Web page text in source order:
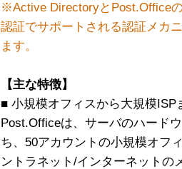
※Active DirectoryとPost.Office
認証でサポートされる認証メカ
ます。
【主な特徴】
■ 小規模オフィスから大規模ISP
Post.Officeは、サーバのハード
ち、50アカウントの小規模オフ
ントラネット/インターネットの